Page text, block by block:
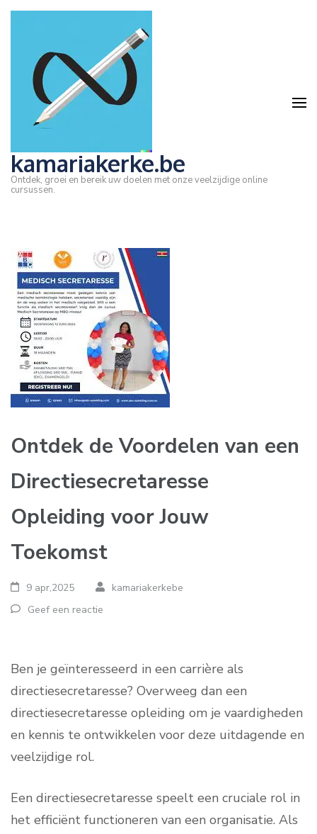
Ga
Enter)
kamariakerke.be
Ontdek, groei en bereik uw doelen met onze veelzijdige online
cursussen.
Ontdek de Voordelen van een
Directiesecretaresse
Opleiding voor Jouw
Toekomst
9 apr,2025
kamariakerkebe
Geef een reactie
Ben je geïnteresseerd in een carrière als
directiesecretaresse? Overweeg dan een
directiesecretaresse opleiding om je vaardigheden
en kennis te ontwikkelen voor deze uitdagende en
veelzijdige rol.
Een directiesecretaresse speelt een cruciale rol in
het efficiënt functioneren van een organisatie. Als